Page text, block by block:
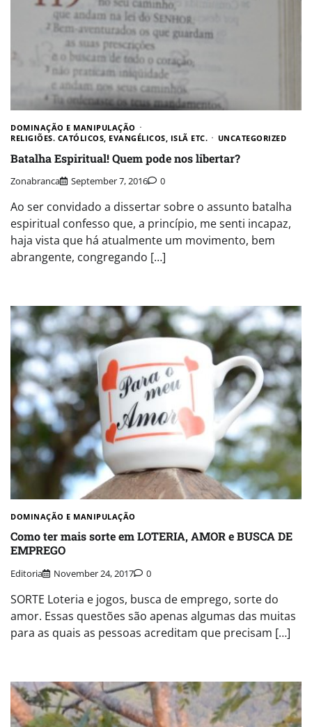
DOMINAÇÃO E MANIPULAÇÃO
RELIGIÕES. CATÓLICOS, EVANGÉLICOS, ISLÃ ETC.
UNCATEGORIZED
Batalha Espiritual! Quem pode nos libertar?
Zonabranca September 7, 2016 0
Ao ser convidado a dissertar sobre o assunto batalha
espiritual confesso que, a princípio, me senti incapaz,
haja vista que há atualmente um movimento, bem
abrangente, congregando […]
DOMINAÇÃO E MANIPULAÇÃO
Como ter mais sorte em LOTERIA, AMOR e BUSCA DE
EMPREGO
Editoria November 24, 2017 0
SORTE Loteria e jogos, busca de emprego, sorte do
amor. Essas questões são apenas algumas das muitas
para as quais as pessoas acreditam que precisam […]